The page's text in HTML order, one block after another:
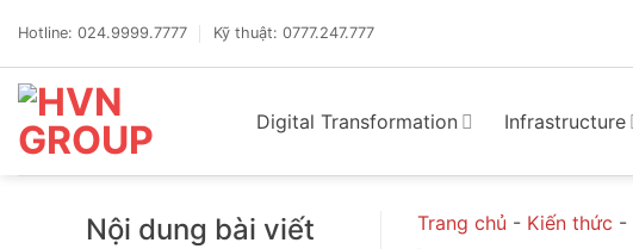
qua
dung
Hotline: 024.9999.7777 Kỹ thuật: 0777.247.777
Digital Transformation Infrastructure
Nội dung bài viết Trang chủ - Kiến thức -